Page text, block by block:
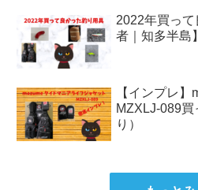
2022年買っ
者｜知多半島】
【インプレ
MZXLJ-089
り）